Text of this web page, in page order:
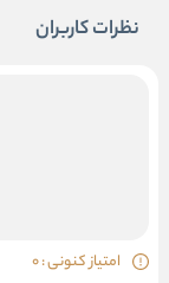
نظرات کاربران
امتیاز کنونی : 0